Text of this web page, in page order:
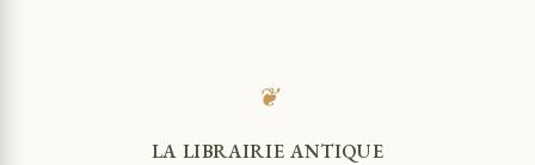
❦
LA LIBRAIRIE ANTIQUE